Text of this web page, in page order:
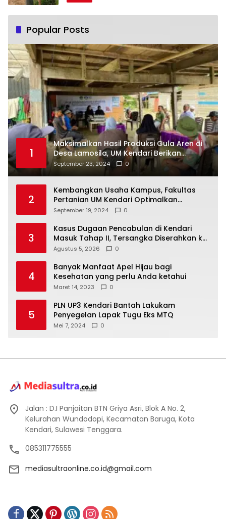
Popular Posts
1
Maksimalkan Hasil Produksi Gula Aren di
Desa Lamosila, UM Kendari Berikan
Bantuan Alat Produksi Modern
September 23, 2024 0
2
Kembangkan Usaha Kampus, Fakultas
Pertanian UM Kendari Optimalkan
Laboratorium Lapangan Agribisnis
September 19, 2024 0
3
Kasus Dugaan Pencabulan di Kendari
Masuk Tahap II, Tersangka Diserahkan ke
Kejaksaan
Agustus 5, 2026 0
4
Banyak Manfaat Apel Hijau bagi
Kesehatan yang perlu Anda ketahui
Maret 14, 2023 0
5
PLN UP3 Kendari Bantah Lakukam
Penyegelan Lapak Tugu Eks MTQ
Mei 7, 2024 0
Jalan : D.I Panjaitan BTN Griya Asri, Blok A No. 2,
Kelurahan Wundodopi, Kecamatan Baruga, Kota
Kendari, Sulawesi Tenggara.
085311775555
mediasultraonline.co.id@gmail.com